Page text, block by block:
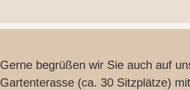
Gerne begrüßen wir Sie auch auf
Gartenterasse (ca. 30 Sitzplätze)